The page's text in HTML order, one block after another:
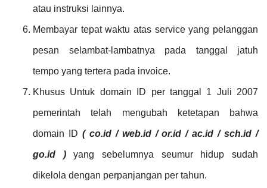
atau instruksi lainnya.
Membayar tepat waktu atas service yang pelanggan
pesan selambat-lambatnya pada tanggal jatuh
tempo yang tertera pada invoice.
Khusus Untuk domain ID per tanggal 1 Juli 2007
pemerintah telah mengubah ketetapan bahwa
domain ID ( co.id / web.id / or.id / ac.id / sch.id /
go.id )yang sebelumnya seumur hidup sudah
dikelola dengan perpanjangan per tahun.